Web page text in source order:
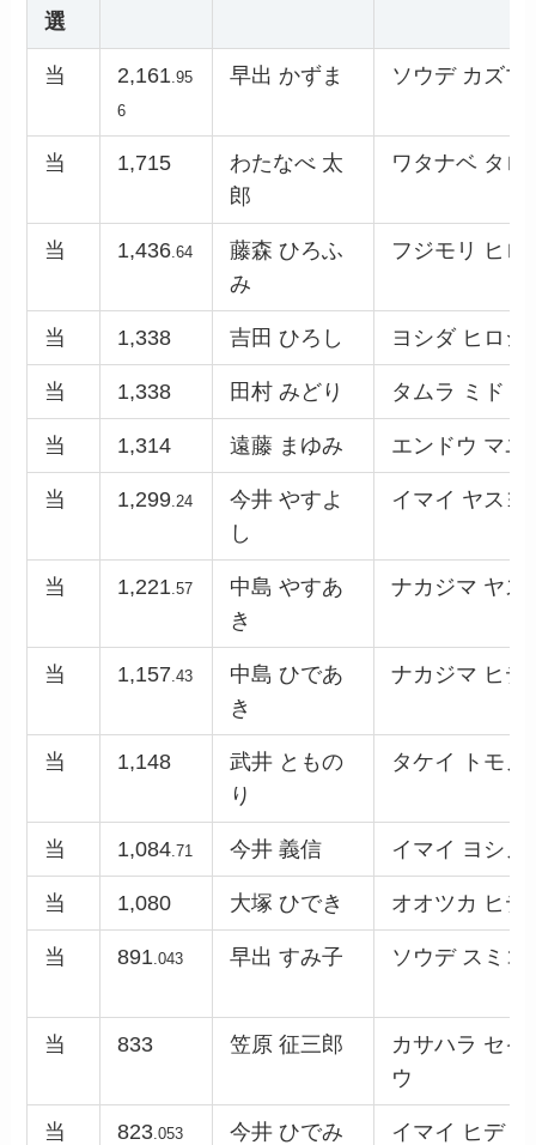
選
当 2,161 .95
6
早出 かずま ソウデ カズマ
当 1,715
わたなべ 太
郎
ワタナベ タロ
当 1,436.64
藤森 ひろふ
み
フジモリ ヒロ
当 1,338 吉田 ひろし ヨシダ ヒロシ
当 1,338 田村 みどり タムラ ミドリ
当 1,314 遠藤 まゆみ エンドウ マユ
当 1,299.24
今井 やすよ
し
イマイ ヤスヨ
当 1,221 .57
中島 やすあ
き
ナカジマ ヤス
当 1,157 .43
中島 ひであ
き
ナカジマ ヒデ
当 1,148
武井 ともの
り
タケイ トモノ
当 1,084.71 今井 義信 イマイ ヨシノ
当 1,080 大塚 ひでき オオツカ ヒデ
当 891 .043 早出 すみ子 ソウデ スミコ
当 833 笠原 征三郎
カサハラ セイ
ウ
当 823.053 今井 ひでみ イマイ ヒデミ